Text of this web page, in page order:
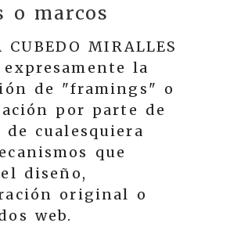
o marcos
CUBEDO MIRALLES
la
de "framings" o
por parte de
de cualesquiera
que
diseño,
original o
web.